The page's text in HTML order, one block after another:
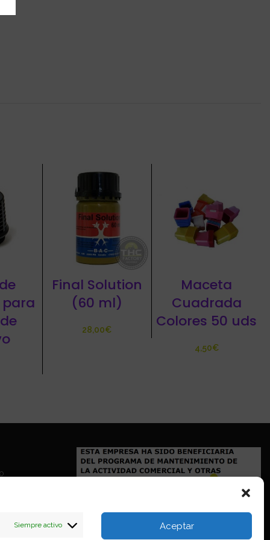
Siempre activo Aceptar
Final Solution
(60 ml)
€
Maceta
Cuadrada
Colores 50 uds
€